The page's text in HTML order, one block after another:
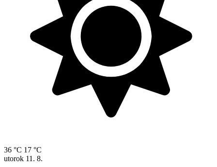
36 °C 17 °C
utorok 11. 8.